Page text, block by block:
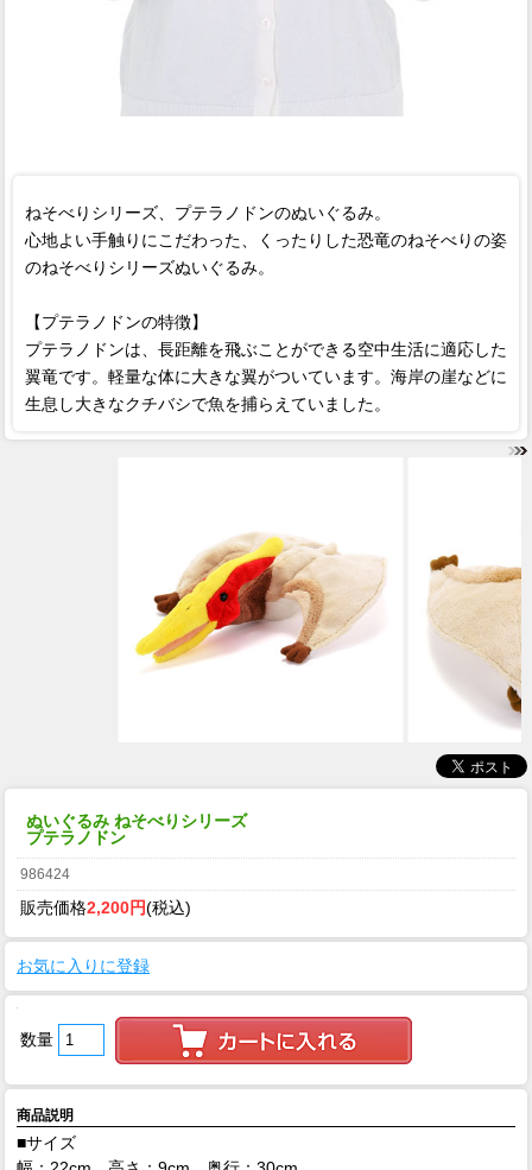
ねそべりシリーズ、プテラノドンのぬいぐるみ。
心地よい手触りにこだわった、くったりした恐竜のねそべりの姿
のねそべりシリーズぬいぐるみ。
【プテラノドンの特徴】
プテラノドンは、長距離を飛ぶことができる空中生活に適応した
翼竜です。軽量な体に大きな翼がついています。海岸の崖などに
生息し大きなクチバシで魚を捕らえていました。
ぬいぐるみ ねそべりシリーズ
プテラノドン
986424
販売価格2,200円(税込)
お気に入りに登録
数量
商品説明
■サイズ